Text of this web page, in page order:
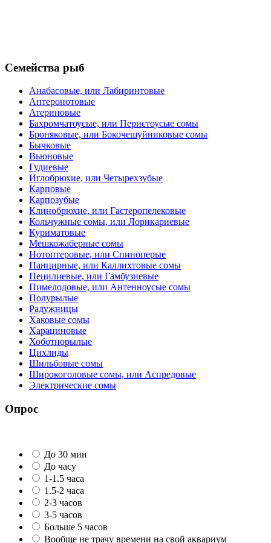
Семейства рыб
Анабасовые, или Лабиринтовые
Аптеронотовые
Атериновые
Бахромчатоусые, или Перистоусые сомы
Броняковые, или Бокочешуйниковые сомы
Бычковые
Вьюновые
Гудиевые
Иглобрюхие, или Четырехзубые
Карповые
Карпозубые
Клинобрюхие, или Гастеропелековые
Кольчужные сомы, или Лорикариевые
Куриматовые
Мешкожаберные сомы
Нотоптеровые, или Cпиноперые
Панцирные, или Каллихтовые сомы
Пецилиевые, или Гамбузиевые
Пимелодовые, или Антенноусые сомы
Полурылые
Радужницы
Хаковые сомы
Харациновые
Хоботнорылые
Цихлиды
Шильбовые сомы
Широкоголовые сомы, или Аспредовые
Электрические сомы
Опрос
До 30 мин
До часу
1-1.5 часа
1.5-2 часа
2-3 часов
3-5 часов
Больше 5 часов
Вообще не трачу времени на свой аквариум